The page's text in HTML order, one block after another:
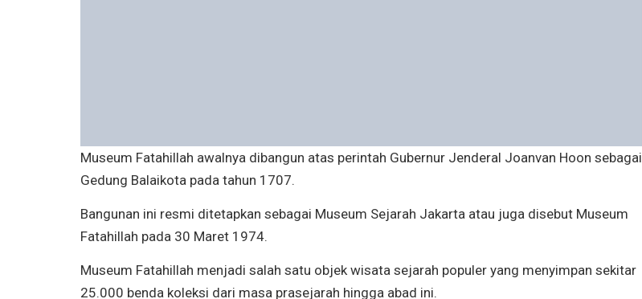
Museum Fatahillah awalnya dibangun atas perintah Gubernur Jenderal Joanvan Hoon sebagai
Gedung Balaikota pada tahun 1707.
Bangunan ini resmi ditetapkan sebagai Museum Sejarah Jakarta atau juga disebut Museum
Fatahillah pada 30 Maret 1974.
Museum Fatahillah menjadi salah satu objek wisata sejarah populer yang menyimpan sekitar
25.000 benda koleksi dari masa prasejarah hingga abad ini.